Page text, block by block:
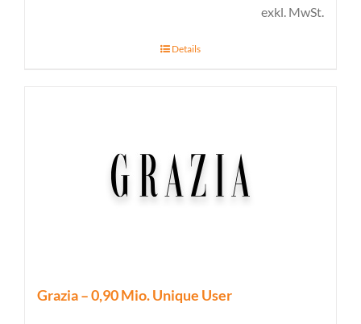
exkl. MwSt.
Details
Grazia – 0,90 Mio. Unique User